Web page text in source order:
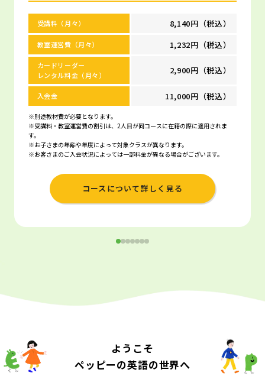
受講料（月々） 8,140円（税込）
教室運営費（月々） 1,232円（税込）
カードリーダー
レンタル料金（月々）
2,900円（税込）
入会金 11,000円（税込）
※別途教材費が必要となります。
※受講料・教室運営費の割引は、2人目が同コースに在籍の際に適用されま
す。
※お子さまの年齢や年度によって対象クラスが異なります。
※お客さまのご入会状況によっては一部料金が異なる場合がございます。
コースについて詳しく見る
ようこそ
ペッピーの英語の世界へ